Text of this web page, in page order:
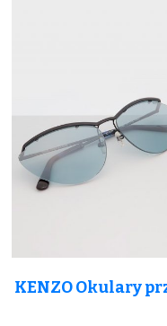
KENZO Okulary